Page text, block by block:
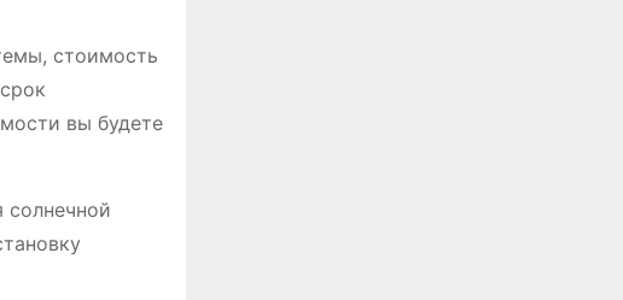
стоимость
вы будете
солнечной